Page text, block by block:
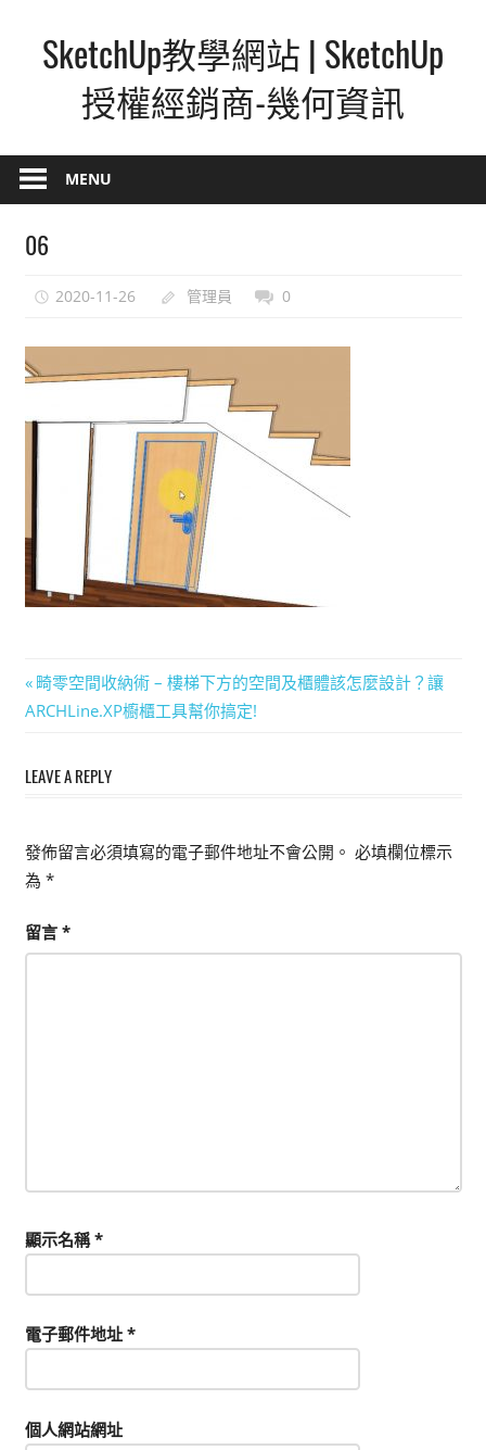
contentSketchUp教學網站 | SketchUp
授權經銷商-幾何資訊
–
最
覺
方
人
人
能
上
的
體
MENU
06
2020-11-26 管理員 0
文
章
導
Previous
Post:
畸零空間收納術 – 樓梯下方的空間及櫃體該怎麼設計？讓
ARCHLine.XP櫥櫃工具幫你搞定!
LEAVE A REPLY
發佈留言必須填寫的電子郵件地址不會公開。 必填欄位標示
為 *
留言 *
顯示名稱*
電子郵件地址 *
個人網站網址